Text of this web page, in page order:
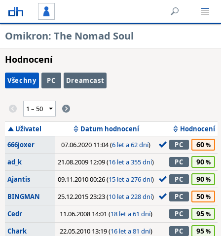
Omikron: The Nomad Soul
Hodnocení
Všechny PC Dreamcast
Uživatel Datum hodnocení
Hodnocení
666joxer
07.06.2020 11:04 (6 let a 62 dní) PC 60
ad_k 21.08.2009 12:09 (16 let a 355 dní) PC 90
Ajantis 09.11.2010 00:26 (15 let a 276 dní) PC 90
BINGMAN 25.12.2015 23:23 (10 let a 228 dní) PC 50
Cedr 11.06.2008 14:01 (18 let a 61 dní) PC 95
Chark 22.05.2010 13:19 (16 let a 81 dní) PC 95